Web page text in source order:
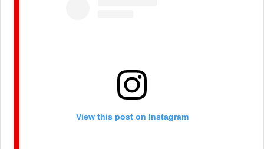
View this post on Instagram